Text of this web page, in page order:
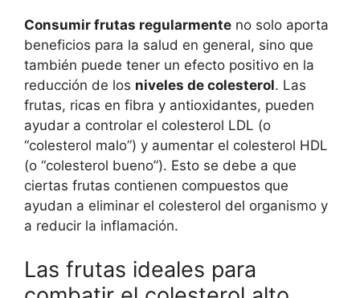
Consumir frutas regularmente no solo aporta
beneficios para la salud en general, sino que
también puede tener un efecto positivo en la
reducción de los niveles de colesterol. Las
frutas, ricas en fibra y antioxidantes, pueden
ayudar a controlar el colesterol LDL (o
“colesterol malo”) y aumentar el colesterol HDL
(o “colesterol bueno”). Esto se debe a que
ciertas frutas contienen compuestos que
ayudan a eliminar el colesterol del organismo y
a reducir la inflamación.
Las frutas ideales para